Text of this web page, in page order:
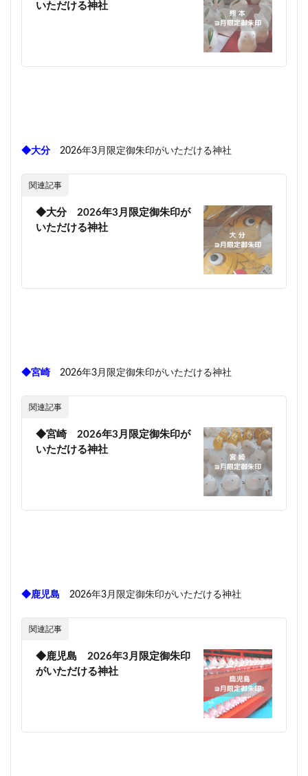
いただける神社
◆大分 2026年3月限定御朱印がいただける神社
関連記事
◆大分 2026年3月限定御朱印が
いただける神社
◆宮崎 2026年3月限定御朱印がいただける神社
関連記事
◆宮崎 2026年3月限定御朱印が
いただける神社
◆鹿児島 2026年3月限定御朱印がいただける神社
関連記事
◆鹿児島 2026年3月限定御朱印
がいただける神社